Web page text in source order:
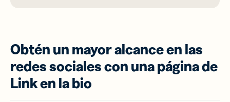
Obtén un mayor alcance en las
redes sociales con una página de
Link en la bio